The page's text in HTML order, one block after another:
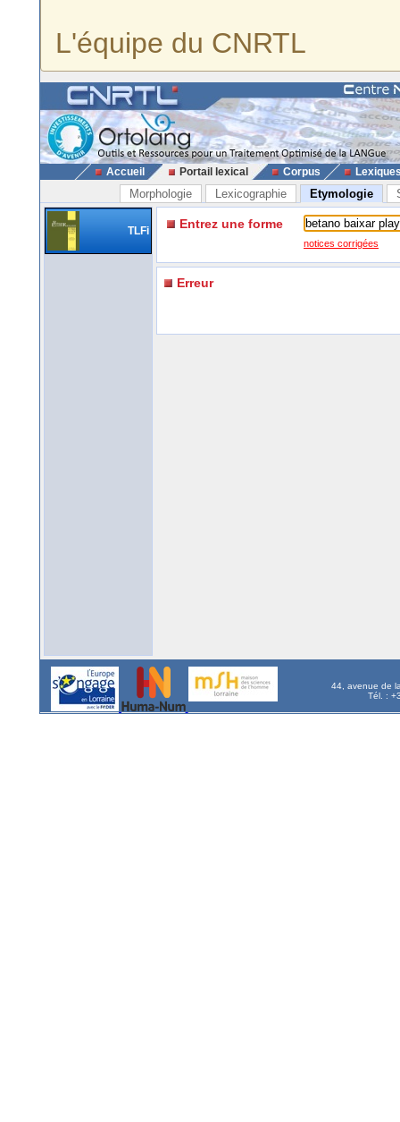
L'équipe du CNRTL
Accueil Portail lexical Corpus
Morphologie Lexicographie Etymologie
TLFi Entrez une forme
notices corrigées
Erreur
44, avenue de
Tél. :